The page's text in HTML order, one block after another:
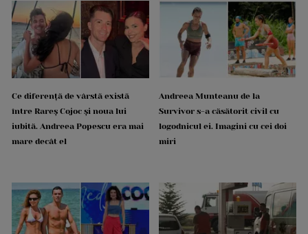
Ce diferență de vârstă există
între Rareș Cojoc și noua lui
iubită. Andreea Popescu era mai
mare decât el
Andreea Munteanu de la
Survivor s-a căsătorit civil cu
logodnicul ei. Imagini cu cei doi
miri